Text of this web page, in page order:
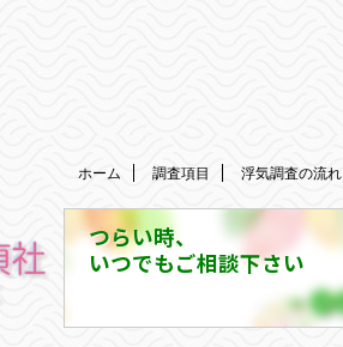
ホーム 調査項目 浮気調査の流れ
つらい時、
いつでもご相談下さい